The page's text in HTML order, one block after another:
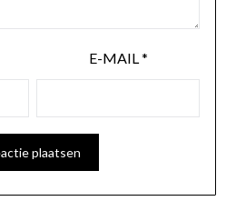
E-MAIL *